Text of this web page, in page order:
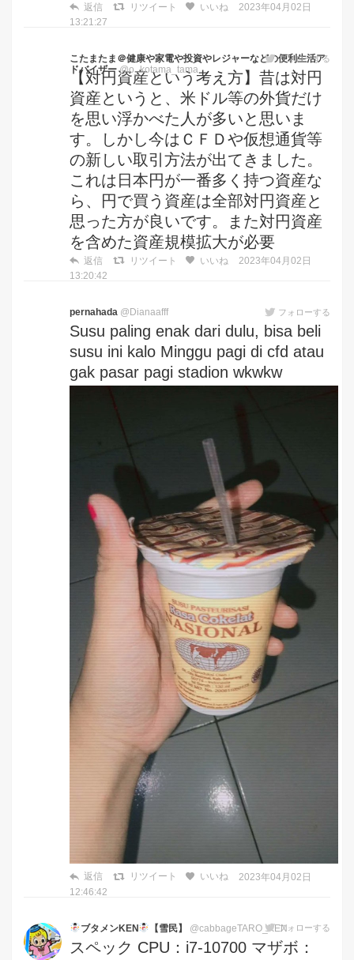
返信 リツイート いいね
2023年04月02日
13:21:27
こたまたま＠健康や家電や投資やレジャーなどの便利生活ア
ドバイザー @o_kotama_tama
フォローする
【対円資産という考え方】昔は対円
資産というと、米ドル等の外貨だけ
を思い浮かべた人が多いと思いま
す。しかし今はＣＦＤや仮想通貨等
の新しい取引方法が出てきました。
これは日本円が一番多く持つ資産な
ら、円で買う資産は全部対円資産と
思った方が良いです。また対円資産
を含めた資産規模拡大が必要
返信 リツイート いいね
2023年04月02日
13:20:42
pernahada @Dianaafff フォローする
Susu paling enak dari dulu, bisa beli
susu ini kalo Minggu pagi di cfd atau
gak pasar pagi stadion wkwkw
返信 リツイート いいね
2023年04月02日
12:46:42
ブタメンKEN 【雪民】 @cabbageTARO_KENフォローする
スペック CPU：i7-10700 マザボ：